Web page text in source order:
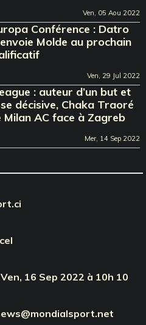
Ven, 05 Aou 2022
Conférence : Datro
Molde au prochain
Ven, 29 Jul 2022
: auteur d’un but et
décisive, Chaka Traoré
AC face à Zagreb
Mer, 14 Sep 2022
Ven, 16 Sep 2022 à 10h 10